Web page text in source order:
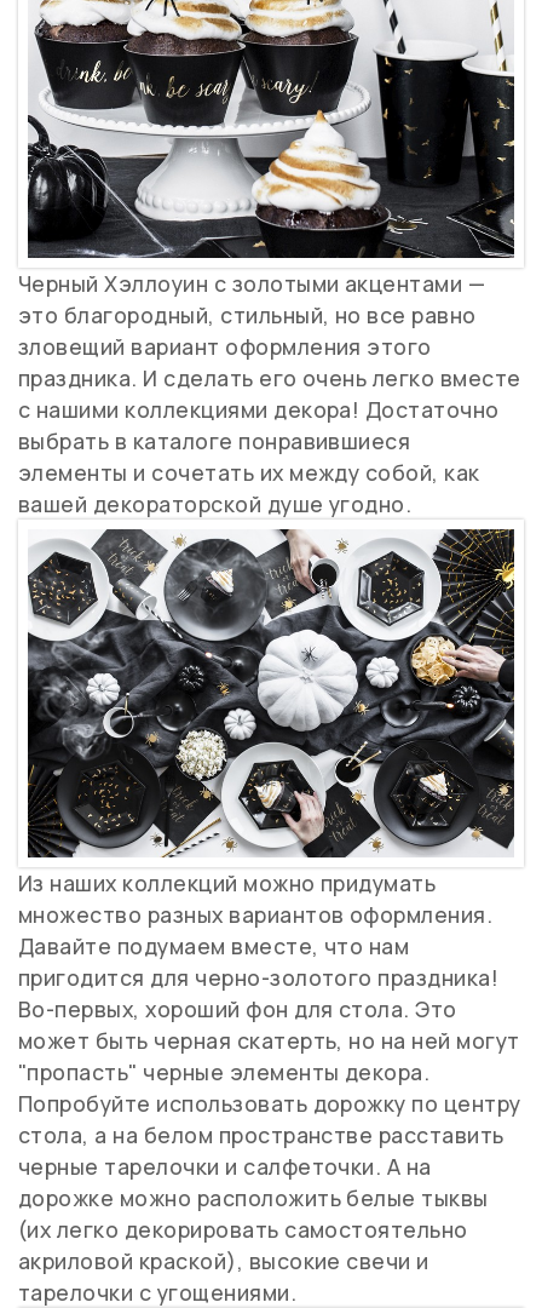
Черный Хэллоуин с золотыми акцентами —
это благородный, стильный, но все равно
зловещий вариант оформления этого
праздника. И сделать его очень легко вместе
с нашими коллекциями декора! Достаточно
выбрать в каталоге понравившиеся
элементы и сочетать их между собой, как
вашей декораторской душе угодно.
Из наших коллекций можно придумать
множество разных вариантов оформления.
Давайте подумаем вместе, что нам
пригодится для черно-золотого праздника!
Во-первых, хороший фон для стола. Это
может быть черная скатерть, но на ней могут
"пропасть" черные элементы декора.
Попробуйте использовать дорожку по центру
стола, а на белом пространстве расставить
черные тарелочки и салфеточки. А на
дорожке можно расположить белые тыквы
(их легко декорировать самостоятельно
акриловой краской), высокие свечи и
тарелочки с угощениями.